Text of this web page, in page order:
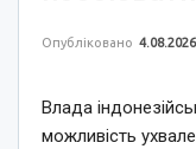
Опубліковано 4.08.2026
Влада
можливість